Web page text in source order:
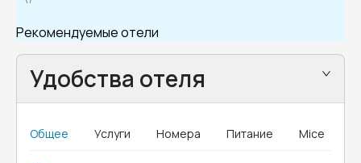
Рекомендуемые отели
Удобства отеля
Общее Услуги Номера Питание Mice